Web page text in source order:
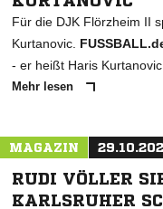
Für die DJK Flörzheim II
Kurtanovic.
- er heißt Haris Kurtanovic.
Mehr lesen
MAGAZIN
RUDI VÖLLER
KARLSRUHER SC